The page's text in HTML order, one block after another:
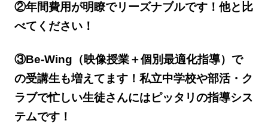
②年間費用が明瞭でリーズナブルです！他と比
べてください！
③Be-Wing（映像授業＋個別最適化指導）で
の受講生も増えてます！私立中学校や部活・ク
ラブで忙しい生徒さんにはピッタリの指導シス
テムです！